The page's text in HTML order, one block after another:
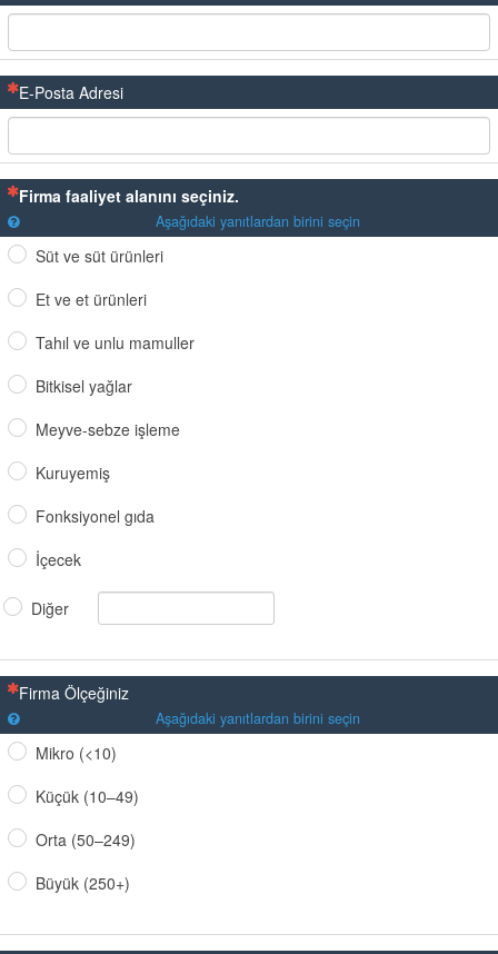
(Bu sorunun yanıtlanması zorunludur)
E-Posta Adresi
(Bu sorunun yanıtlanması zorunludur)
Firma faaliyet alanını seçiniz.
Aşağıdaki yanıtlardan birini seçin
Süt ve süt ürünleri
Et ve et ürünleri
Tahıl ve unlu mamuller
Bitkisel yağlar
Meyve-sebze işleme
Kuruyemiş
Fonksiyonel gıda
İçecek
Diğer
(Bu sorunun yanıtlanması zorunludur)
Firma Ölçeğiniz
Aşağıdaki yanıtlardan birini seçin
Mikro (<10)
Küçük (10–49)
Orta (50–249)
Büyük (250+)